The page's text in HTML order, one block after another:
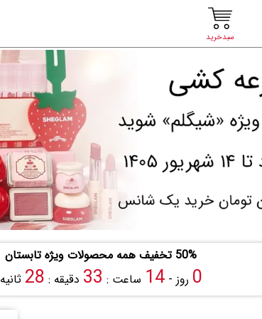
سبدخرید
50% تخفیف همه محصولات ویژه تابستان
0 روز -14 ساعت : 33 دقیقه : 26 ثانیه